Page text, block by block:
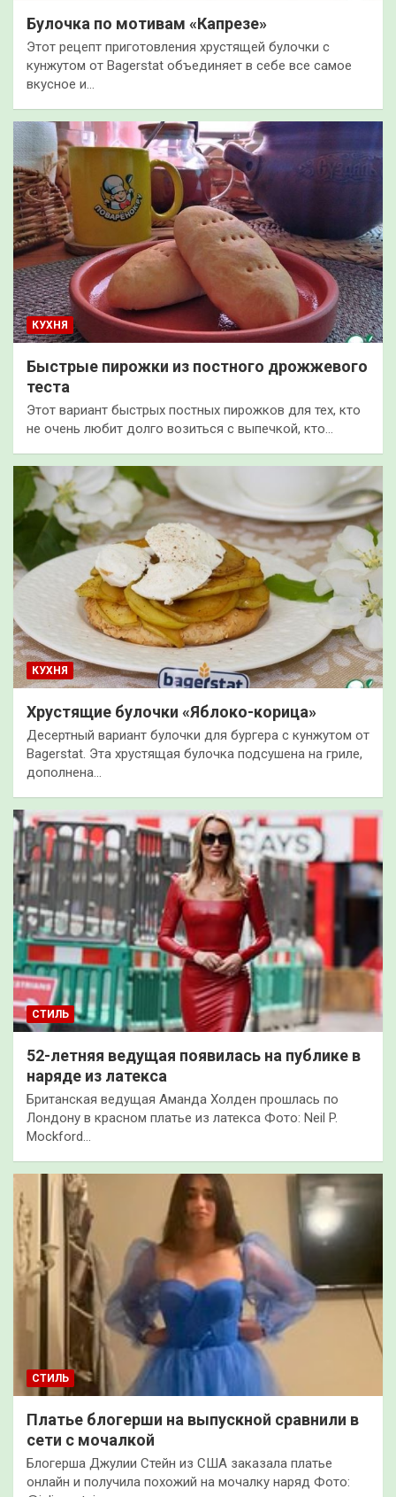
Булочка по мотивам «Капрезе»
Этот рецепт приготовления хрустящей булочки с
кунжутом от Bagerstat объединяет в себе все самое
вкусное и…
КУХНЯ
Быстрые пирожки из постного дрожжевого
теста
Этот вариант быстрых постных пирожков для тех, кто
не очень любит долго возиться с выпечкой, кто…
КУХНЯ
Хрустящие булочки «Яблоко-корица»
Десертный вариант булочки для бургера с кунжутом от
Bagerstat. Эта хрустящая булочка подсушена на гриле,
дополнена…
СТИЛЬ
52-летняя ведущая появилась на публике в
наряде из латекса
Британская ведущая Аманда Холден прошлась по
Лондону в красном платье из латекса Фото: Neil P.
Mockford…
СТИЛЬ
Платье блогерши на выпускной сравнили в
сети с мочалкой
Блогерша Джулии Стейн из США заказала платье
онлайн и получила похожий на мочалку наряд Фото: